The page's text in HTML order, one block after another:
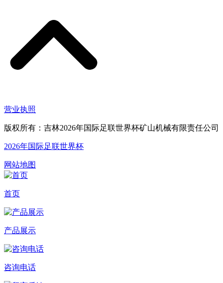
营业执照
版权所有：吉林2026年国际足联世界杯矿山机械有限责任公司
2026年国际足联世界杯
网站地图
首页
产品展示
咨询电话